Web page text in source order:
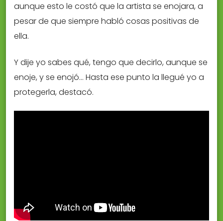
aunque esto le costó que la artista se enojara, a
pesar de que siempre habló cosas positivas de
ella.
Y dije yo sabes qué, tengo que decirlo, aunque se
enoje, y se enojó… Hasta ese punto la llegué yo a
protegerla, destacó.